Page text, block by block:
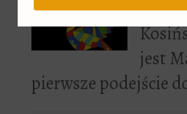
jest
pierwsze podejście